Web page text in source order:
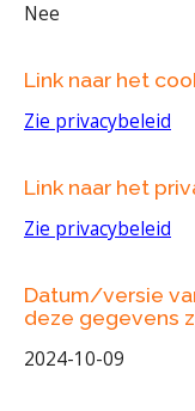
Nee
Link naar het
Zie privacybeleid
Link naar het
Zie privacybeleid
Datum/versie
deze gegevens
2024-10-09